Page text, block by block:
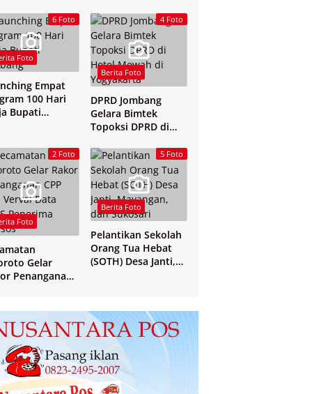
6 Foto
Foto
Empat
100 Hari
Bupati
4 Foto
Berita Foto
DPRD Jombang
Gelara Bimtek
Topoksi DPRD di
Yogyakarta
2 Foto
Foto
Gelar
Penanganan
5 Foto
Berita Foto
Pelantikan Sekolah
Orang Tua Hebat
(SOTH) Desa Janti,